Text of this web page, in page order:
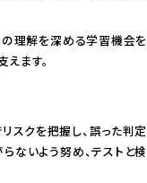
理解を深める学習機会を
ます。
スクを把握し、誤った判定
ないよう努め、テストと検